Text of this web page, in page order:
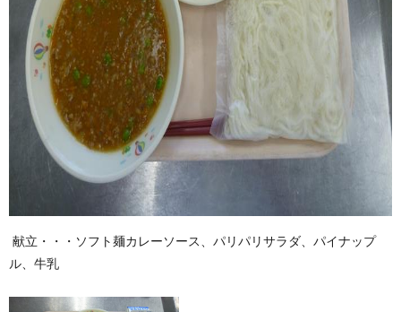
献立・・・ソフト麺カレーソース、パリパリサラダ、パイナップ
ル、牛乳